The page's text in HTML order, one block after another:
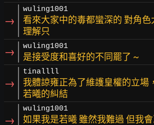
→
wuling1001
看來大家中的毒都蠻深的 對角色
理解只
→ wuling1001
是接受度和喜好的不同罷了 ~
→
tinallll
我體諒雍正為了維護皇權的立場
若曦的糾結
→
wuling1001
如果我是若曦 雖然我難過 但我